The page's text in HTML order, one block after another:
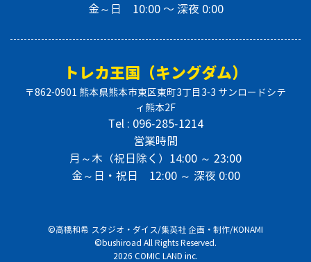
金～日 10:00 〜 深夜 0:00
トレカ王国（キングダム）
〒862-0901 熊本県熊本市東区東町3丁目3-3 サンロードシテ
ィ熊本2F
Tel : 096-285-1214
営業時間
月～木（祝日除く）14:00 ～ 23:00
金～日・祝日 12:00 ～ 深夜 0:00
©︎高橋和希 スタジオ・ダイス/集英社 企画・制作/KONAMI
©︎bushiroad All Rights Reserved.
2026 COMIC LAND inc.